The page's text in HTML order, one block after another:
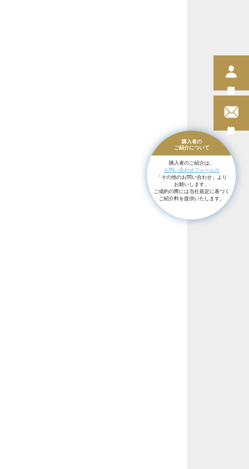
購入者の
ご紹介について
購入者のご紹介は、
お問い合わせフォームの
「その他のお問い合わせ」より
お願いします。
ご成約の際には当社規定に基づく
ご紹介料を提供いたします。